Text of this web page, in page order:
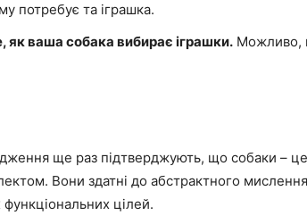
потребує та іграшка.
як ваша собака вибирає іграшки. Можливо,
ще раз підтверджують, що собаки –
Вони здатні до абстрактного мислення
функціональних цілей.